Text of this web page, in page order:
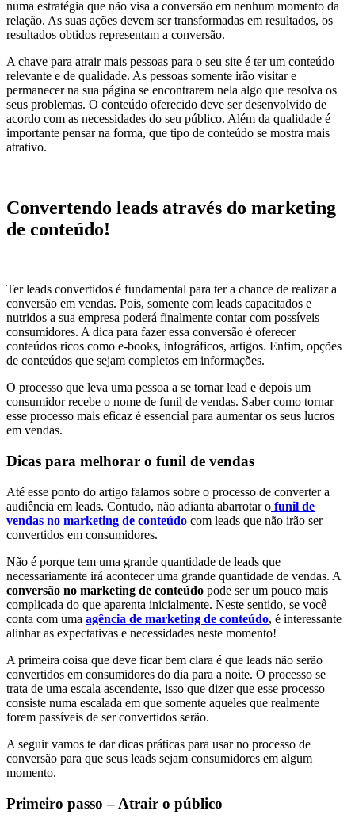
numa estratégia que não visa a conversão em nenhum momento da
relação. As suas ações devem ser transformadas em resultados, os
resultados obtidos representam a conversão.
A chave para atrair mais pessoas para o seu site é ter um conteúdo
relevante e de qualidade. As pessoas somente irão visitar e
permanecer na sua página se encontrarem nela algo que resolva os
seus problemas. O conteúdo oferecido deve ser desenvolvido de
acordo com as necessidades do seu público. Além da qualidade é
importante pensar na forma, que tipo de conteúdo se mostra mais
atrativo.
Convertendo leads através do marketing
de conteúdo!
Ter leads convertidos é fundamental para ter a chance de realizar a
conversão em vendas. Pois, somente com leads capacitados e
nutridos a sua empresa poderá finalmente contar com possíveis
consumidores. A dica para fazer essa conversão é oferecer
conteúdos ricos como e-books, infográficos, artigos. Enfim, opções
de conteúdos que sejam completos em informações.
O processo que leva uma pessoa a se tornar lead e depois um
consumidor recebe o nome de funil de vendas. Saber como tornar
esse processo mais eficaz é essencial para aumentar os seus lucros
em vendas.
Dicas para melhorar o funil de vendas
Até esse ponto do artigo falamos sobre o processo de converter a
audiência em leads. Contudo, não adianta abarrotar o funil de
vendas no marketing de conteúdo com leads que não irão ser
convertidos em consumidores.
Não é porque tem uma grande quantidade de leads que
necessariamente irá acontecer uma grande quantidade de vendas. A
conversão no marketing de conteúdo pode ser um pouco mais
complicada do que aparenta inicialmente. Neste sentido, se você
conta com uma agência de marketing de conteúdo, é interessante
alinhar as expectativas e necessidades neste momento!
A primeira coisa que deve ficar bem clara é que leads não serão
convertidos em consumidores do dia para a noite. O processo se
trata de uma escala ascendente, isso que dizer que esse processo
consiste numa escalada em que somente aqueles que realmente
forem passíveis de ser convertidos serão.
A seguir vamos te dar dicas práticas para usar no processo de
conversão para que seus leads sejam consumidores em algum
momento.
Primeiro passo – Atrair o público